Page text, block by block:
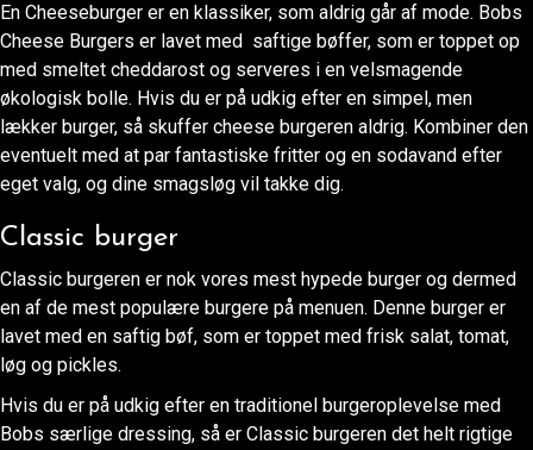
En Cheeseburger er en klassiker, som aldrig går af mode. Bobs
Cheese Burgers er lavet med saftige bøffer, som er toppet op
med smeltet cheddarost og serveres i en velsmagende
økologisk bolle. Hvis du er på udkig efter en simpel, men
lækker burger, så skuffer cheese burgeren aldrig. Kombiner den
eventuelt med at par fantastiske fritter og en sodavand efter
eget valg, og dine smagsløg vil takke dig.
Classic burger
Classic burgeren er nok vores mest hypede burger og dermed
en af de mest populære burgere på menuen. Denne burger er
lavet med en saftig bøf, som er toppet med frisk salat, tomat,
løg og pickles.
Hvis du er på udkig efter en traditionel burgeroplevelse med
Bobs særlige dressing, så er Classic burgeren det helt rigtige